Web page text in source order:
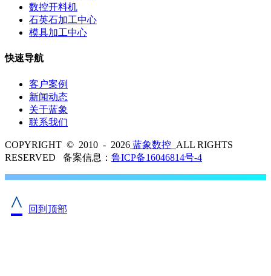
数控开料机
石英石加工中心
模具加工中心
快速导航
客户案例
新闻动态
关于蓝象
联系我们
COPYRIGHT © 2010 - 2026 蓝象数控 ALL RIGHTS
RESERVED 备案信息： 鲁ICP备16046814号-4
^ 回到顶部